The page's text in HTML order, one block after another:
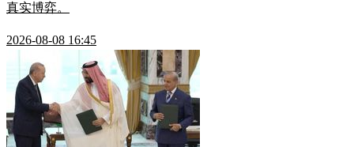
真实博弈。
2026-08-08 16:45